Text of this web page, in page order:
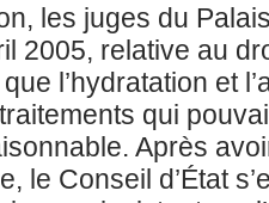
les juges du
2005, relative au
l’hydratation et
qui
Après
le Conseil d’État